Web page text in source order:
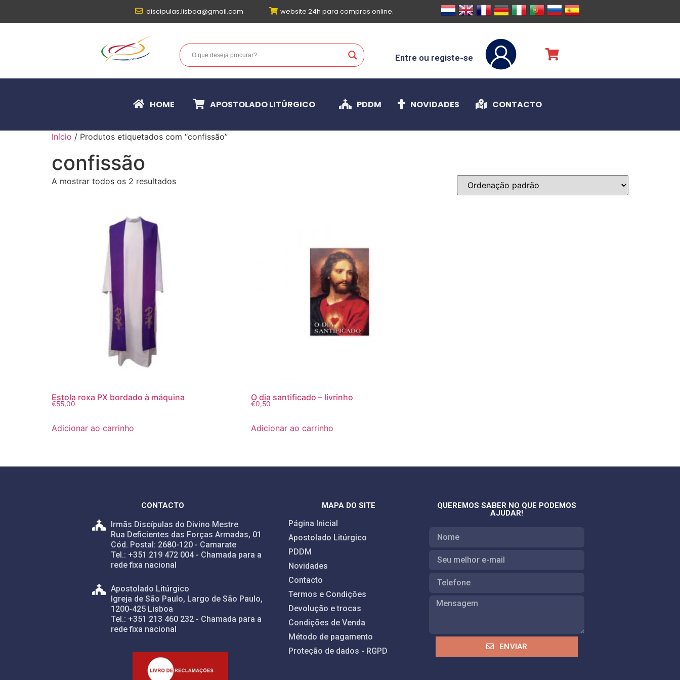
discipulas.lisboa@gmail.com website 24h para compras online.
Entre ou registe-se
HOME APOSTOLADO LITÚRGICO PDDM NOVIDADES CONTACTO
Início / Produtos etiquetados com “confissão”
confissão
A mostrar todos os 2 resultados
Estola roxa PX bordado à máquina
€55,00
Adicionar ao carrinho
O dia santificado – livrinho
€0,50
Adicionar ao carrinho
CONTACTO
Irmãs Discípulas do Divino Mestre
Rua Deficientes das Forças Armadas, 01
Cód. Postal: 2680-120 - Camarate
Tel.: +351 219 472 004 - Chamada para a
rede fixa nacional
Apostolado Litúrgico
Igreja de São Paulo, Largo de São Paulo,
1200-425 Lisboa
Tel.: +351 213 460 232 - Chamada para a
rede fixa nacional
MAPA DO SITE
Página Inicial
Apostolado Litúrgico
PDDM
Novidades
Contacto
Termos e Condições
Devolução e trocas
Condições de Venda
Método de pagamento
Proteção de dados - RGPD
QUEREMOS SABER NO QUE PODEMOS
AJUDAR!
ENVIAR